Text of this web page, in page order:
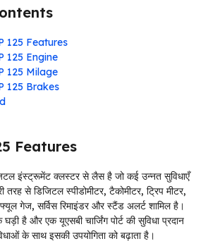
125 Features
125 Engine
125 Milage
125 Brakes
Features
इंस्ट्रूमेंट क्लस्टर से लैस है जो कई उन्नत सुविधाएँ
तरह से डिजिटल स्पीडोमीटर, टैकोमीटर, ट्रिप मीटर,
गेज, सर्विस रिमाइंडर और स्टैंड अलर्ट शामिल है।
है और एक यूएसबी चार्जिंग पोर्ट की सुविधा प्रदान
के साथ इसकी उपयोगिता को बढ़ाता है।